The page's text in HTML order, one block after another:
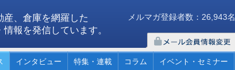
産、倉庫を網羅した
報を発信しています。
メルマガ登録者数：26,943名
インタビュー 特集・連載 コラム イベント・セミナー